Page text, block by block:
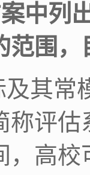
中列
范围
其常
称评
，高